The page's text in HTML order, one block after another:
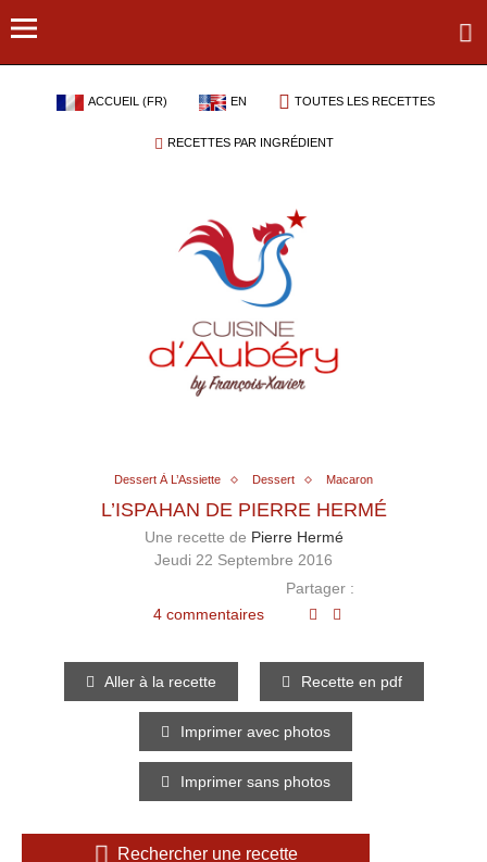
ACCUEIL (FR) EN TOUTES LES RECETTES
RECETTES PAR INGRÉDIENT
Dessert À L’Assiette Dessert Macaron
L’ISPAHAN DE PIERRE HERMÉ
Une recette de Pierre Hermé
Jeudi 22 Septembre 2016
4 commentaires
Partager :
Aller à la recette Recette en pdf
Imprimer avec photos
Imprimer sans photos
Rechercher une recette